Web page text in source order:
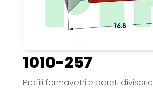
1010-257
Profili fermavetri e pareti divisorie